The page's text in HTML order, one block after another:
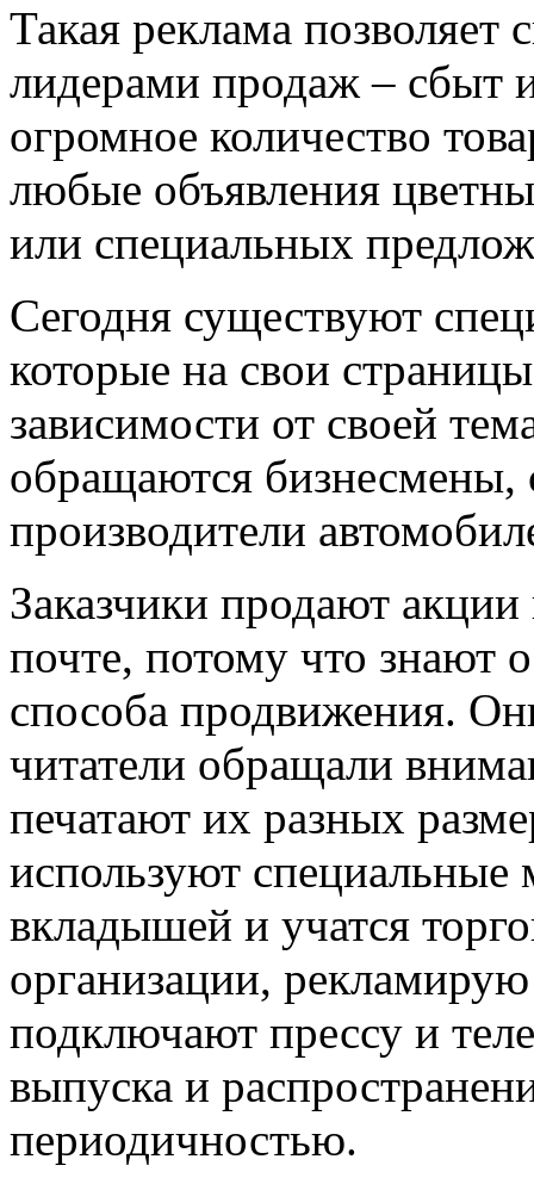
Такая реклама позволяет
лидерами продаж – сбыт
огромное количество
любые объявления
или специальных
Сегодня существуют
которые на свои
зависимости от своей
обращаются бизнесмены,
производители
Заказчики продают
почте, потому что знают
способа продвижения.
читатели обращали
печатают их разных
используют
вкладышей и учатся
организации,
подключают прессу и
выпуска и
периодичностью.